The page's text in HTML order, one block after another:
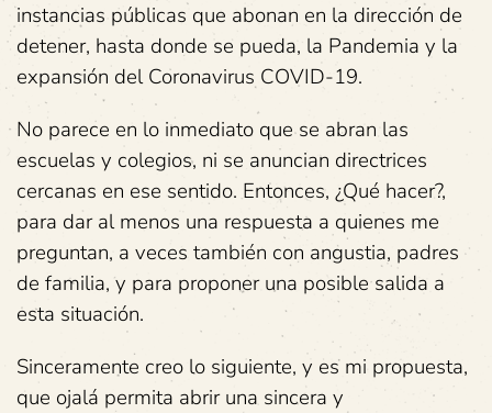
instancias públicas que abonan en la dirección de
detener, hasta donde se pueda, la Pandemia y la
expansión del Coronavirus COVID-19.
No parece en lo inmediato que se abran las
escuelas y colegios, ni se anuncian directrices
cercanas en ese sentido. Entonces, ¿Qué hacer?,
para dar al menos una respuesta a quienes me
preguntan, a veces también con angustia, padres
de familia, y para proponer una posible salida a
esta situación.
Sinceramente creo lo siguiente, y es mi propuesta,
que ojalá permita abrir una sincera y